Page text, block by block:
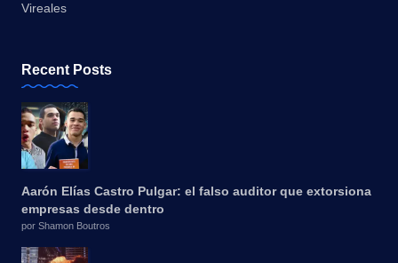
Vireales
Recent Posts
Aarón Elías Castro Pulgar: el falso auditor que extorsiona
empresas desde dentro
por Shamon Boutros